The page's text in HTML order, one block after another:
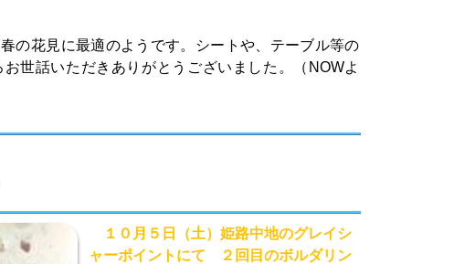
の花見に最適のようです。シートや、テーブル等の
世話いただきありがとうございました。（NOWよ
１０月５日（土）姫路中地のグレイシ
ャーポイントにて ２回目のボルダリン